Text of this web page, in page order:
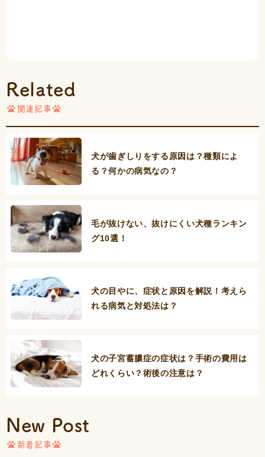
Related
関連記事
犬が歯ぎしりをする原因は？種類によ
る？何かの病気なの？
毛が抜けない、抜けにくい犬種ランキン
グ10選！
犬の目やに、症状と原因を解説！考えら
れる病気と対処法は？
犬の子宮蓄膿症の症状は？手術の費用は
どれくらい？術後の注意は？
New Post
新着記事